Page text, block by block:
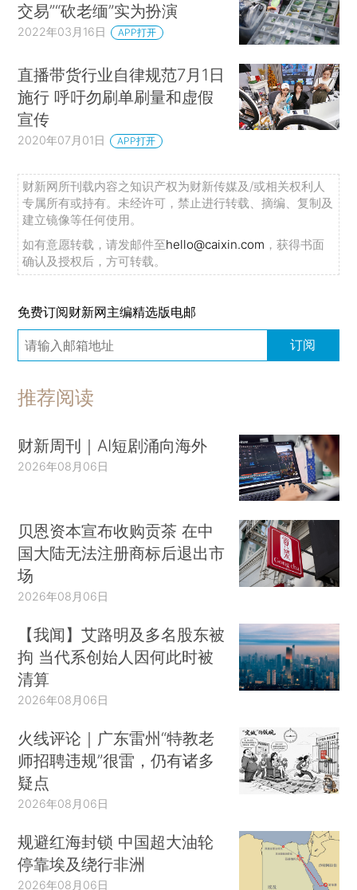
交易”“砍老缅”实为扮演
2022年03月16日 APP打开
直播带货行业自律规范7月1日
施行 呼吁勿刷单刷量和虚假
宣传
2020年07月01日 APP打开
财新网所刊载内容之知识产权为财新传媒及/或相关权利人
专属所有或持有。未经许可，禁止进行转载、摘编、复制及
建立镜像等任何使用。
如有意愿转载，请发邮件至hello@caixin.com ，获得书面
确认及授权后，方可转载。
免费订阅财新网主编精选版电邮
订阅
推荐阅读
财新周刊｜AI短剧涌向海外
2026年08月06日
贝恩资本宣布收购贡茶 在中
国大陆无法注册商标后退出市
场
2026年08月06日
【我闻】艾路明及多名股东被
拘 当代系创始人因何此时被
清算
2026年08月06日
火线评论｜广东雷州“特教老
师招聘违规”很雷，仍有诸多
疑点
2026年08月06日
规避红海封锁 中国超大油轮
停靠埃及绕行非洲
2026年08月06日